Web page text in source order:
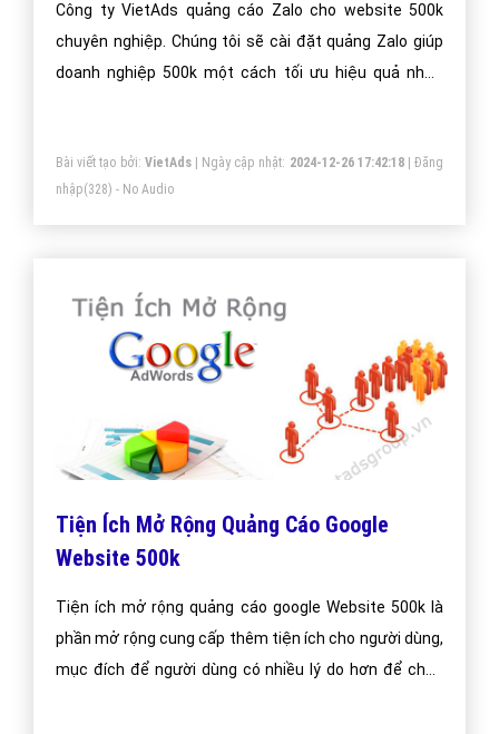
Công ty VietAds quảng cáo Zalo cho website 500k
chuyên nghiệp. Chúng tôi sẽ cài đặt quảng Zalo giúp
doanh nghiệp 500k một cách tối ưu hiệu quả nhất.
Bài viết tạo bởi: VietAds| Ngày cập nhật: 2024-12-26 17:42:18|Đăng
nhập(328) - No Audio
Tiện Ích Mở Rộng Quảng Cáo Google
Website 500k
Tiện ích mở rộng quảng cáo google Website 500k là
phần mở rộng cung cấp thêm tiện ích cho người dùng,
mục đích để người dùng có nhiều lý do hơn để chọn